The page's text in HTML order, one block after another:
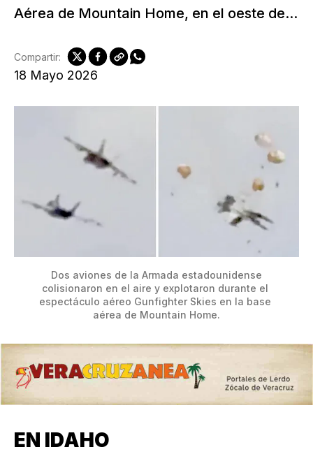
Aérea de Mountain Home, en el oeste de...
18 Mayo 2026
Compartir:
colisionaron en el aire y explotaron durante el
espectáculo aéreo Gunfighter Skies en la base
aérea de Mountain Home.
EN IDAHO